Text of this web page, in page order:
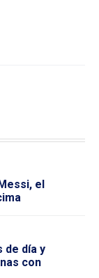
el
de día y
con